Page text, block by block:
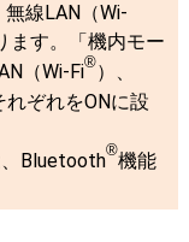
線LAN（Wi-
ます。「機内モー
（Wi-Fi®）、
ぞれをONに設
Bluetooth®機能